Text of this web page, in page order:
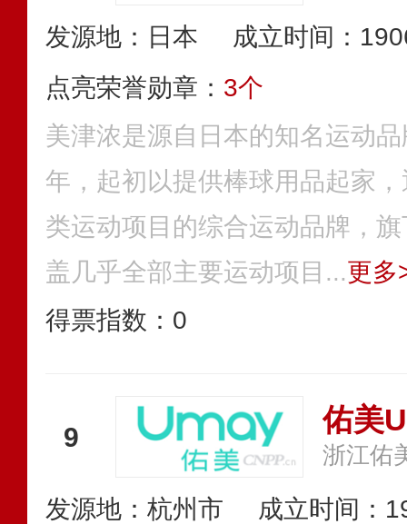
发源地：日本
成立时间：
点亮荣誉勋章： 3个
美津浓是源自日本的知名运动
年，起初以提供棒球用品起家
类运动项目的综合运动品牌，
盖几乎全部主要运动项目...更多
得票指数： 0
9 佑美
浙江佑
发源地：杭州市
成立时间：